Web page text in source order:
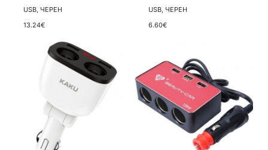
USB, ЧЕРЕН
13.24€
USB, ЧЕРЕН
6.60€